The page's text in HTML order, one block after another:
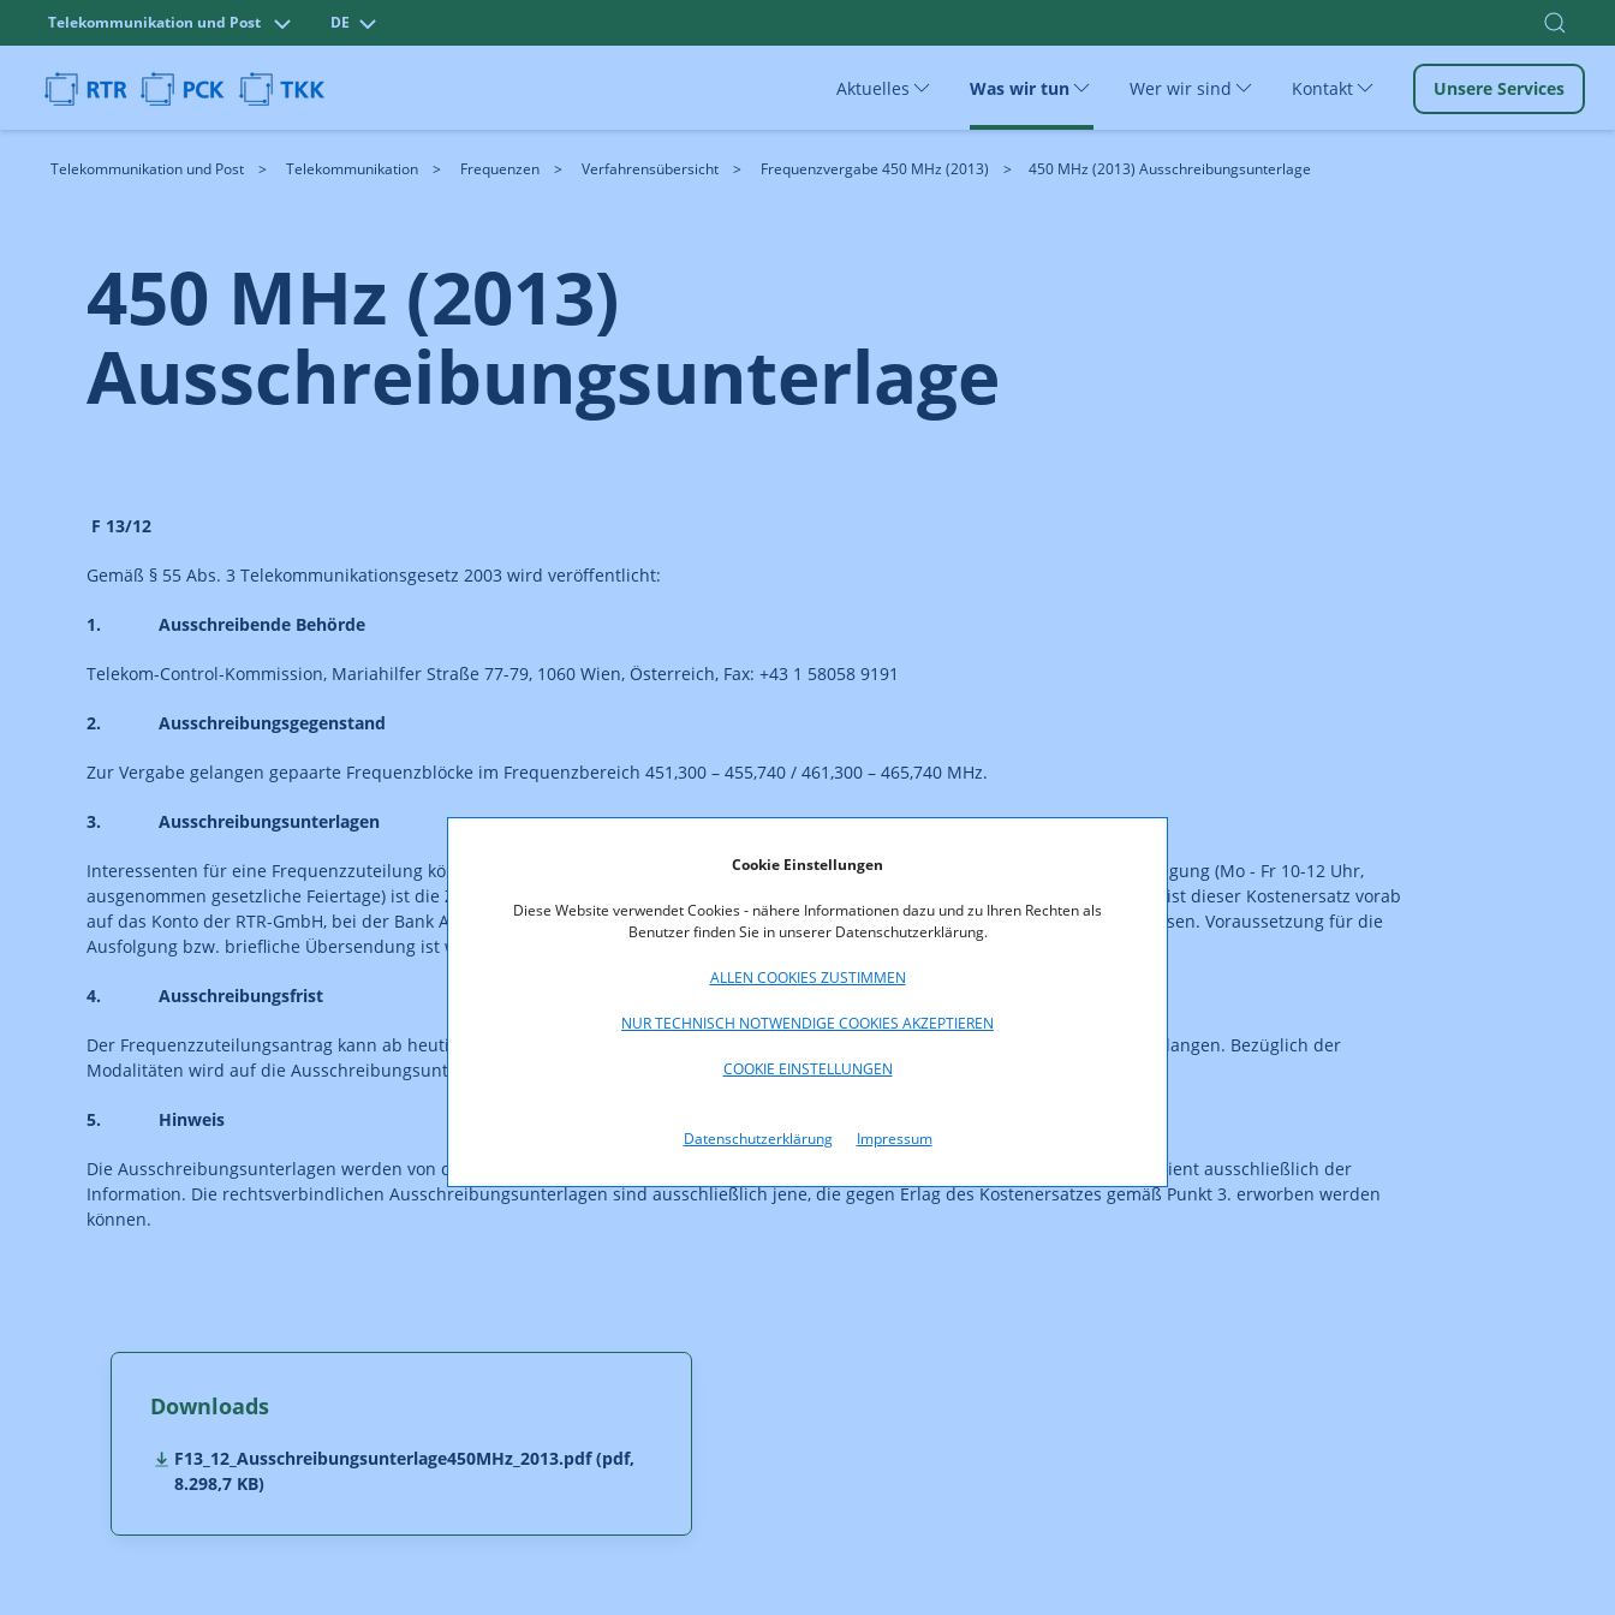
Cookie Einstellungen
Diese Website verwendet Cookies - nähere Informationen dazu und zu Ihren Rechten als
Benutzer finden Sie in unserer Datenschutzerklärung.
ALLEN COOKIES ZUSTIMMEN
NUR TECHNISCH NOTWENDIGE COOKIES AKZEPTIEREN
COOKIE EINSTELLUNGEN
Datenschutzerklärung Impressum
Telekommunikation und Post DE
Aktuelles Was wir tun Wer wir sind Kontakt Unsere Services
Telekommunikation und Post Telekommunikation Frequenzen Verfahrensübersicht Frequenzvergabe 450 MHz (2013) 450 MHz (2013) Ausschreibungsunterlage
450 MHz (2013)
Ausschreibungsunterlage
F 13/12
Gemäß § 55 Abs. 3 Telekommunikationsgesetz 2003 wird veröffentlicht:
1. Ausschreibende Behörde
Telekom-Control-Kommission, Mariahilfer Straße 77-79, 1060 Wien, Österreich, Fax: +43 1 58058 9191
2. Ausschreibungsgegenstand
Zur Vergabe gelangen gepaarte Frequenzblöcke im Frequenzbereich 451,300 – 455,740 / 461,300 – 465,740 MHz.
3. Ausschreibungsunterlagen
Interessenten für eine Frequenzzuteilung können die Ausschreibungsunterlagen bei der TKK anfordern. Voraussetzung für die Ausfolgung (Mo - Fr 10-12 Uhr,
ausgenommen gesetzliche Feiertage) ist die Zahlung eines Kostenersatzes in Höhe von Euro 300.-. Bei einer brieflichen Übersendung ist dieser Kostenersatz vorab
auf das Konto der RTR-GmbH, bei der Bank Austria Creditanstalt AG, IBAN AT45 1200 0006 9617 0109 und BIC BKAUATWW, zu überweisen. Voraussetzung für die
Ausfolgung bzw. briefliche Übersendung ist weiters, dass der Interessent Name, Anschrift, sowie Fax- und Telefonnummer angibt.
4. Ausschreibungsfrist
Der Frequenzzuteilungsantrag kann ab heutigem Tag eingebracht werden und muss bis 8.5.2013, 12:00 Uhr (Ortszeit) bei der TKK einlangen. Bezüglich der
Modalitäten wird auf die Ausschreibungsunterlagen (Kapitel 4.4) verwiesen.
5. Hinweis
Die Ausschreibungsunterlagen werden von der Regulierungsbehörde auf auf dieser Webseite veröffentlicht. Diese Veröffentlichung dient ausschließlich der
Information. Die rechtsverbindlichen Ausschreibungsunterlagen sind ausschließlich jene, die gegen Erlag des Kostenersatzes gemäß Punkt 3. erworben werden
können.
Downloads
F13_12_Ausschreibungsunterlage450MHz_2013.pdf (pdf,
8.298,7 KB)